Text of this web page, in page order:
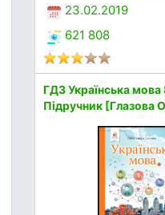
23.02.2019
621 808
ГДЗ Українська мова
Підручник [Глазова